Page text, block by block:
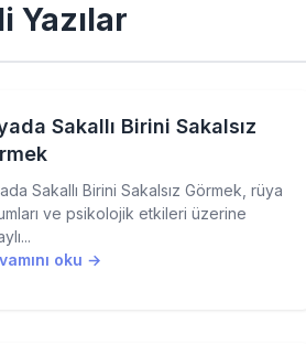
Yazılar
Sakallı Birini Sakalsız
Sakallı Birini Sakalsız Görmek, rüya
ve psikolojik etkileri üzerine
oku →